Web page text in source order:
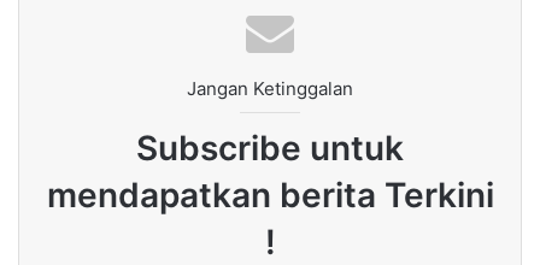
Jangan Ketinggalan
Subscribe untuk
mendapatkan berita Terkini
!